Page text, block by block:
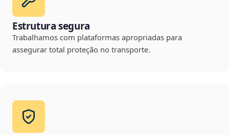
Estrutura segura
Trabalhamos com plataformas apropriadas para
assegurar total proteção no transporte.